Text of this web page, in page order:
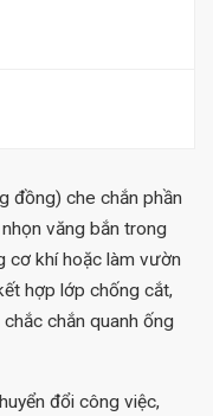
đồng) che chắn phần
văng bắn trong
cơ khí hoặc làm vườn
hợp lớp chống cắt,
chắn quanh ống
đổi công việc,